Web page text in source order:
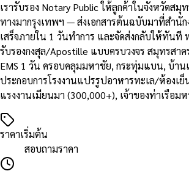
เรารับรอง Notary Public ให้ลูกค้าในจังหวัดสมุ
ทางมากรุงเทพฯ — ส่งเอกสารต้นฉบับมาที่สำนัก
เสร็จภายใน 1 วันทำการ และจัดส่งกลับให้ทันที
รับรองกงสุล/Apostille แบบครบวงจร สมุทรสาค
EMS 1 วัน ครอบคลุมมหาชัย, กระทุ่มแบน, บ้า
ประกอบการโรงงานแปรรูปอาหารทะเล/ห้องเย็
แรงงานเมียนมา (300,000+), เจ้าของท่าเรือม
ราคาเริ่มต้น
สอบถามราคา